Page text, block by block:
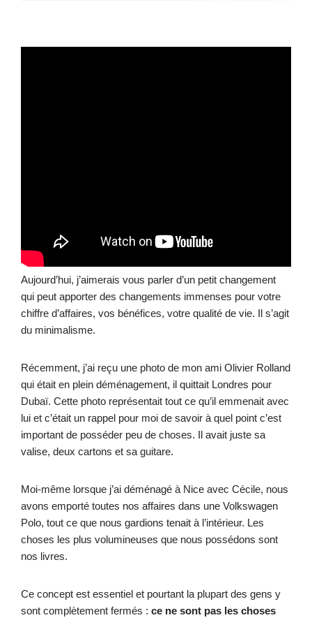
Aujourd’hui, j’aimerais vous parler d’un petit changement
qui peut apporter des changements immenses pour votre
chiffre d’affaires, vos bénéfices, votre qualité de vie. Il s’agit
du minimalisme.
Récemment, j’ai reçu une photo de mon ami Olivier Rolland
qui était en plein déménagement, il quittait Londres pour
Dubaï. Cette photo représentait tout ce qu’il emmenait avec
lui et c’était un rappel pour moi de savoir à quel point c’est
important de posséder peu de choses. Il avait juste sa
valise, deux cartons et sa guitare.
Moi-même lorsque j’ai déménagé à Nice avec Cécile, nous
avons emporté toutes nos affaires dans une Volkswagen
Polo, tout ce que nous gardions tenait à l’intérieur. Les
choses les plus volumineuses que nous possédons sont
nos livres.
Ce concept est essentiel et pourtant la plupart des gens y
sont complètement fermés : ce ne sont pas les choses